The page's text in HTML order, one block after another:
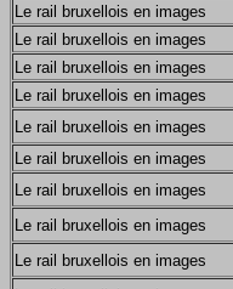
Le rail bruxellois en images
Le rail bruxellois en images
Le rail bruxellois en images
Le rail bruxellois en images
Le rail bruxellois en images
Le rail bruxellois en images
Le rail bruxellois en images
Le rail bruxellois en images
Le rail bruxellois en images